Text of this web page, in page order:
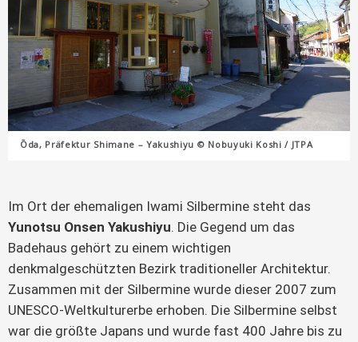
Ōda, Präfektur Shimane – Yakushiyu © Nobuyuki Koshi / JTPA
Im Ort der ehemaligen Iwami Silbermine steht das
Yunotsu Onsen Yakushiyu. Die Gegend um das
Badehaus gehört zu einem wichtigen
denkmalgeschützten Bezirk traditioneller Architektur.
Zusammen mit der Silbermine wurde dieser 2007 zum
UNESCO-Weltkulturerbe erhoben. Die Silbermine selbst
war die größte Japans und wurde fast 400 Jahre bis zu